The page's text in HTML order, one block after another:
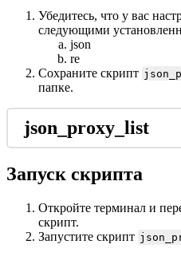
Убедитесь, что у вас
следующими
json
re
Сохраните скрипт
папке.
json_proxy_list
Запуск скрипта
Откройте терминал и
скрипт.
Запустите скрипт